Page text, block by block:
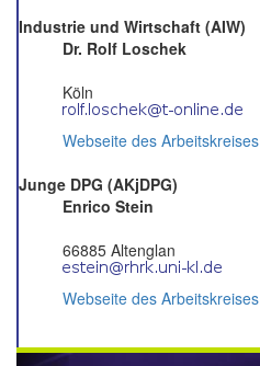
Industrie und Wirtschaft (AIW)
Dr. Rolf Loschek
Köln
Webseite des Arbeitskreises
Junge DPG (AKjDPG)
Enrico Stein
66885 Altenglan
Webseite des Arbeitskreises